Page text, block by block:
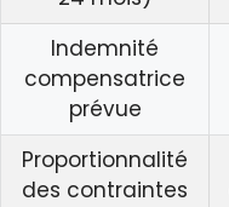
Indemnité
compensatrice
prévue
Proportionnalité
des contraintes